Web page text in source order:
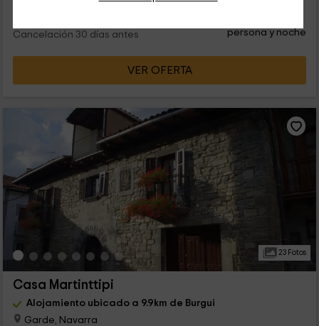
Cancelación 30 días antes
persona y noche
VER OFERTA
23 Fotos
Casa Martinttipi
Alojamiento ubicado a 9.9km de Burgui
Garde, Navarra